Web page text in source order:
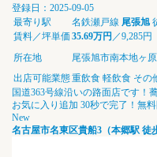
登録日：2025-09-05
最寄り駅
名鉄瀬戸線 尾張旭
賃料／坪単価 35.69万円 ／9,285円
所在地
尾張旭市南本地ヶ
出店可能業態重飲食 軽飲食 その
国道363号線沿いの路面店です！
お気に入り追加 30秒で完了！無
New
名古屋市名東区貴船3（本郷駅 徒